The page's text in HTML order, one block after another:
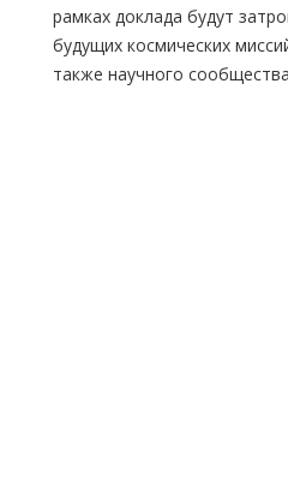
рамках доклада будут
будущих космических
также научного